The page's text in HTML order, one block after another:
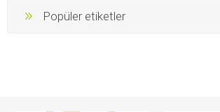
Popüler etiketler